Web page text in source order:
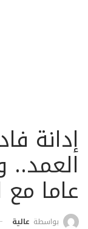
إدانة
عاما
بواسطة عالية